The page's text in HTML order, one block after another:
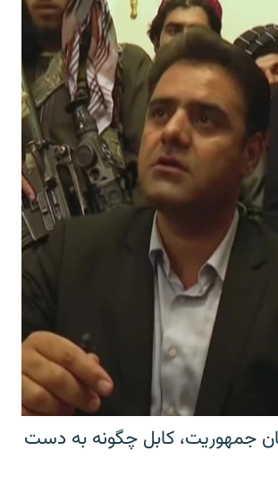
جمهوریت، کابل چگونه به دست